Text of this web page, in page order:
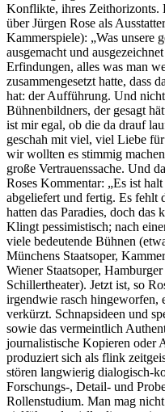
Konflikte, ihres Zeithorizonts.
über Jürgen Rose als
Kammerspiele): „Was unsere
ausgemacht und
Erfindungen, alles was man
zusammengesetzt hatte, dass
hat: der Aufführung. Und
Bühnenbildners, der gesagt
ist mir egal, ob die da drauf
geschah mit viel, viel Liebe
wir wollten es stimmig
große Vertrauenssache. Und
Roses Kommentar: „Es ist
abgeliefert und fertig. Es fehlt
hatten das Paradies, doch das
Klingt pessimistisch; nach
viele bedeutende Bühnen
Münchens Staatsoper,
Wiener Staatsoper,
Schillertheater). Jetzt ist, so
irgendwie rasch hingeworfen,
verkürzt. Schnapsideen und
sowie das vermeintlich
journalistische Kopieren oder
produziert sich als flink
stören langwierig dialogisch-
Forschungs-, Detail- und
Rollenstudium. Man mag